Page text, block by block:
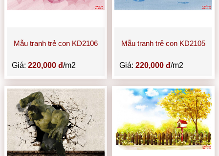
Mẫu tranh trẻ con KD2106
Giá:220,000 đ/m2
Mẫu tranh trẻ con KD2105
Giá: 220,000 đ/m2